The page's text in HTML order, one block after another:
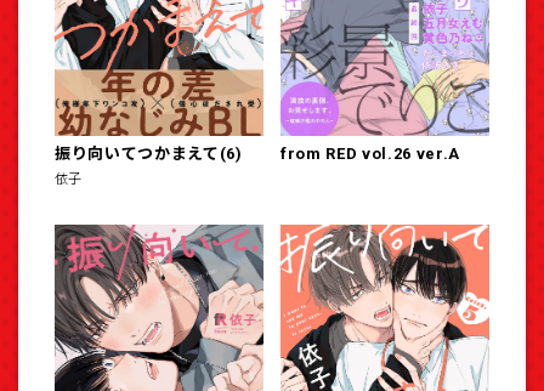
振り向いてつかまえて(6)
依子
from RED vol.26 ver.A